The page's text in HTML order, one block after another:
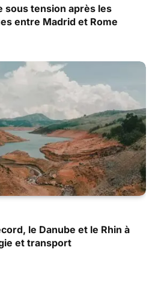
sous tension après les
entre Madrid et Rome
le Danube et le Rhin à
et transport